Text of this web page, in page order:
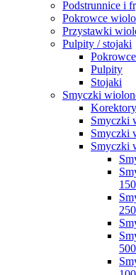
Podstrunnice i
Pokrowce
Przystawki
Pulpity / stojaki
Pulpity
Stojaki
Smyczki
Smyczki
Smyczki
Smyczki